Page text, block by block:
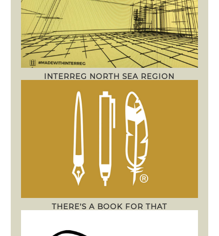
INTERREG NORTH SEA REGION
THERE’S A BOOK FOR THAT